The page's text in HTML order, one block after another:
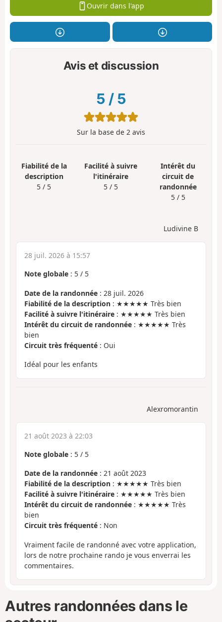
Ouvrir dans l'app
Avis et discussion
5 / 5
Sur la base de 2 avis
Fiabilité de la
description
5 / 5
Facilité à suivre
l'itinéraire
5 / 5
Intérêt du
circuit de
randonnée
5 / 5
Ludivine B
28 juil. 2026 à 15:57
Note globale : 5 / 5
Date de la randonnée : 28 juil. 2026
Fiabilité de la description : ★★★★★ Très bien
Facilité à suivre l'itinéraire : ★★★★★ Très bien
Intérêt du circuit de randonnée : ★★★★★ Très
bien
Circuit très fréquenté : Oui
Idéal pour les enfants
Alexromorantin
21 août 2023 à 22:03
Note globale : 5 / 5
Date de la randonnée : 21 août 2023
Fiabilité de la description : ★★★★★ Très bien
Facilité à suivre l'itinéraire : ★★★★★ Très bien
Intérêt du circuit de randonnée : ★★★★★ Très
bien
Circuit très fréquenté : Non
Vraiment facile de randonné avec votre application,
lors de notre prochaine rando je vous enverrai les
commentaires.
Autres randonnées dans le